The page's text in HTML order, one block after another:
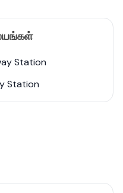
Station
Station